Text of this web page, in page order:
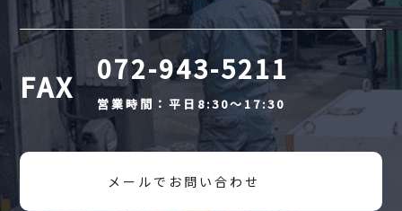
FAX 072-943-5211
営業時間：平日8:30～17:30
メールでお問い合わせ